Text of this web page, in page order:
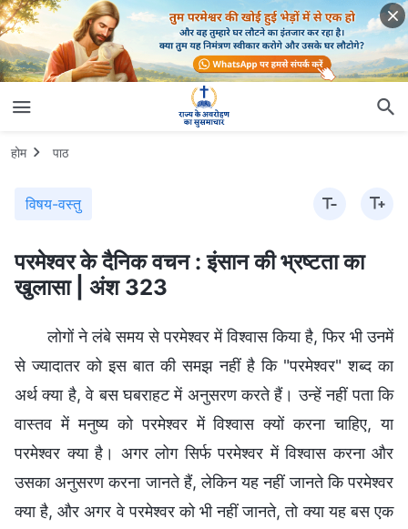
होम पाठ
विषय-वस्तु
परमेश्वर के दैनिक वचन : इंसान की भ्रष्टता का
खुलासा | अंश 323
लोगों ने लंबे समय से परमेश्वर में विश्वास किया है, फिर भी उनमें
से ज्यादातर को इस बात की समझ नहीं है कि "परमेश्वर" शब्द का
अर्थ क्या है, वे बस घबराहट में अनुसरण करते हैं। उन्हें नहीं पता कि
वास्तव में मनुष्य को परमेश्वर में विश्वास क्यों करना चाहिए, या
परमेश्वर क्या है। अगर लोग सिर्फ परमेश्वर में विश्वास करना और
उसका अनुसरण करना जानते हैं, लेकिन यह नहीं जानते कि परमेश्वर
क्या है, और अगर वे परमेश्वर को भी नहीं जानते, तो क्या यह बस एक